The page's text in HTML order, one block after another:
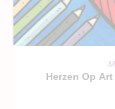
Herzen Op